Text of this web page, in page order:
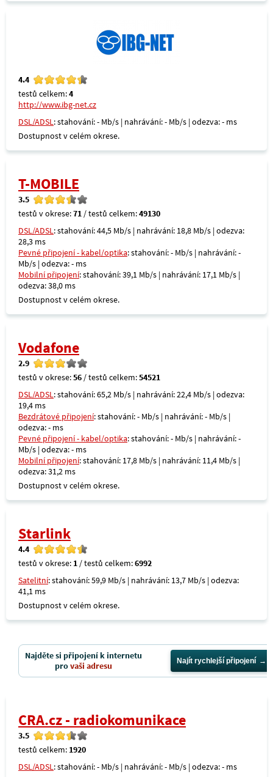
4.4
testů celkem:4
http://www.ibg-net.cz
DSL/ADSL: stahování: - Mb/s | nahrávání: - Mb/s | odezva: - ms
Dostupnost v celém okrese.
T-MOBILE
3.5
testů v okrese:71 / testů celkem:49130
DSL/ADSL: stahování: 44,5 Mb/s | nahrávání: 18,8 Mb/s | odezva:
28,3 ms
Pevné připojení - kabel/optika: stahování: - Mb/s | nahrávání: -
Mb/s | odezva: - ms
Mobilní připojení: stahování: 39,1 Mb/s | nahrávání: 17,1 Mb/s |
odezva: 38,0 ms
Dostupnost v celém okrese.
Vodafone
2.9
testů v okrese:56 / testů celkem:54521
DSL/ADSL: stahování: 65,2 Mb/s | nahrávání: 22,4 Mb/s | odezva:
19,4 ms
Bezdrátové připojení: stahování: - Mb/s | nahrávání: - Mb/s |
odezva: - ms
Pevné připojení - kabel/optika: stahování: - Mb/s | nahrávání: -
Mb/s | odezva: - ms
Mobilní připojení: stahování: 17,8 Mb/s | nahrávání: 11,4 Mb/s |
odezva: 31,2 ms
Dostupnost v celém okrese.
Starlink
4.4
testů v okrese: 1 / testů celkem:6992
Satelitní: stahování: 59,9 Mb/s | nahrávání: 13,7 Mb/s | odezva:
41,1 ms
Dostupnost v celém okrese.
Najděte si připojení k internetu
provaši adresu Najít rychlejší připojení
CRA.cz - radiokomunikace
3.5
testů celkem: 1920
DSL/ADSL: stahování: - Mb/s | nahrávání: - Mb/s | odezva: - ms